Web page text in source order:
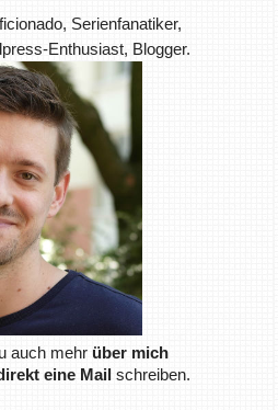
Serienfanatiker,
Enthusiast, Blogger.
auch mehr über mich
eine Mail schreiben.